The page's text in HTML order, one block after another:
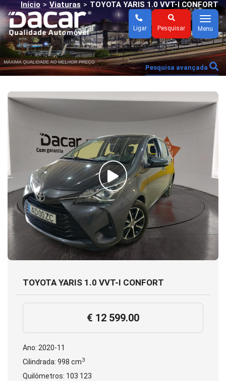
Pesquisar
Ligar
Menu
Menu
Início > Viaturas > TOYOTA YARIS 1.0 VVT-I CONFORT
Pesquisa avançada
TOYOTA YARIS 1.0 VVT-I CONFORT
€ 12 599.00
Ano: 2020-11
Cilindrada: 998 cm3
Quilómetros: 103 123